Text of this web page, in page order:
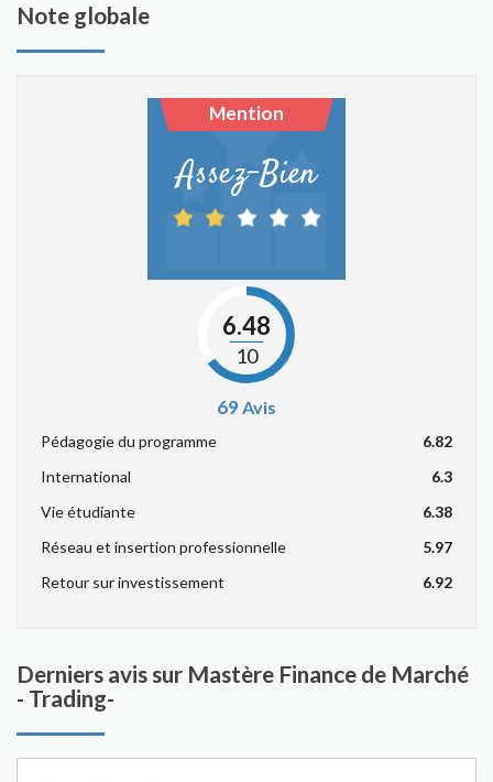
Note globale
Mention
Assez-Bien
6.48
10
69Avis
Pédagogie du programme
6.82
International
6.3
Vie étudiante
6.38
Réseau et insertion professionnelle
5.97
Retour sur investissement
6.92
Derniers avis sur Mastère Finance de Marché
- Trading-